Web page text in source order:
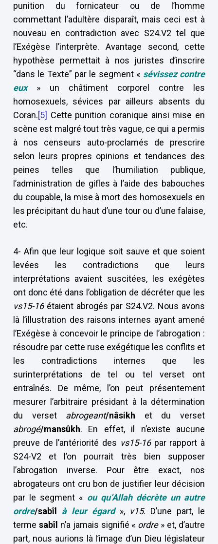
punition du fornicateur ou de l’homme
commettant l’adultère disparaît, mais ceci est à
nouveau en contradiction avec S24.V2 tel que
l’Exégèse l’interprète. Avantage second, cette
hypothèse permettait à nos juristes d’inscrire
“dans le Texte” par le segment « sévissez contre
eux » un châtiment corporel contre les
homosexuels, sévices par ailleurs absents du
Coran.[5] Cette punition coranique ainsi mise en
scène est malgré tout très vague, ce qui a permis
à nos censeurs auto-proclamés de prescrire
selon leurs propres opinions et tendances des
peines telles que l’humiliation publique,
l’administration de gifles à l’aide des babouches
du coupable, la mise à mort des homosexuels en
les précipitant du haut d’une tour ou d’une falaise,
etc.
4- Afin que leur logique soit sauve et que soient
levées les contradictions que leurs
interprétations avaient suscitées, les exégètes
ont donc été dans l’obligation de décréter que les
vs15-16 étaient abrogés par S24.V2. Nous avons
là l’illustration des raisons internes ayant amené
l’Exégèse à concevoir le principe de l’abrogation :
résoudre par cette ruse exégétique les conflits et
les contradictions internes que les
surinterprétations de tel ou tel verset ont
entraînés. De même, l’on peut présentement
mesurer l’arbitraire présidant à la détermination
du verset abrogeant/nâsikh et du verset
abrogé/mansûkh. En effet, il n’existe aucune
preuve de l’antériorité des vs15-16par rapport à
S24-V2 et l’on pourrait très bien supposer
l’abrogation inverse. Pour être exact, nos
abrogateurs ont cru bon de justifier leur décision
par le segment « ou qu’Allah décrète un autre
ordre/sabîl à leur égard », v15. D’une part, le
terme sabîl n’a jamais signifié « ordre » et, d’autre
part, nous aurions là l’image d’un Dieu législateur